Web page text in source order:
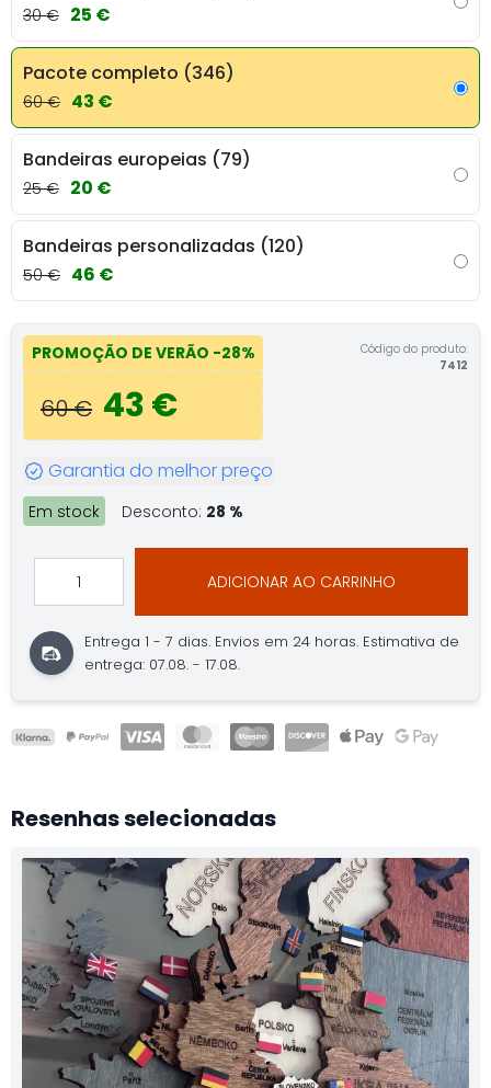
30 € 25 €
Pacote completo (346)
60 € 43 €
Bandeiras europeias (79)
25 € 20 €
Bandeiras personalizadas (120)
50 € 46 €
PROMOÇÃO DE VERÃO -28%
60 € 43 €
Código do produto:
7412
Garantia do melhor preço
Em stock Desconto: 28 %
ADICIONAR AO CARRINHO
Entrega 1 - 7 dias. Envios em 24 horas. Estimativa de
entrega: 07.08. - 17.08.
Resenhas selecionadas